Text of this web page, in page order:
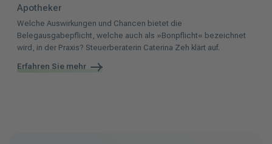
Apotheker
Welche Auswirkungen und Chancen bietet die
Belegausgabepflicht, welche auch als »Bonpflicht« bezeichnet
wird, in der Praxis? Steuerberaterin Caterina Zeh klärt auf.
Erfahren Sie mehr